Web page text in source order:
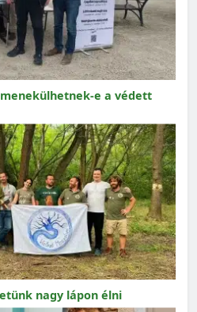
e a védett
nagy lápon élni